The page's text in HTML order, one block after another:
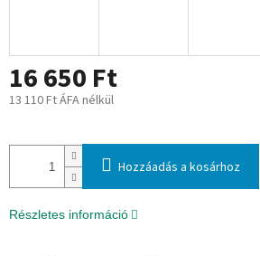
16 650 Ft
13 110 Ft ÁFA nélkül
Hozzáadás a kosárhoz
Részletes információ